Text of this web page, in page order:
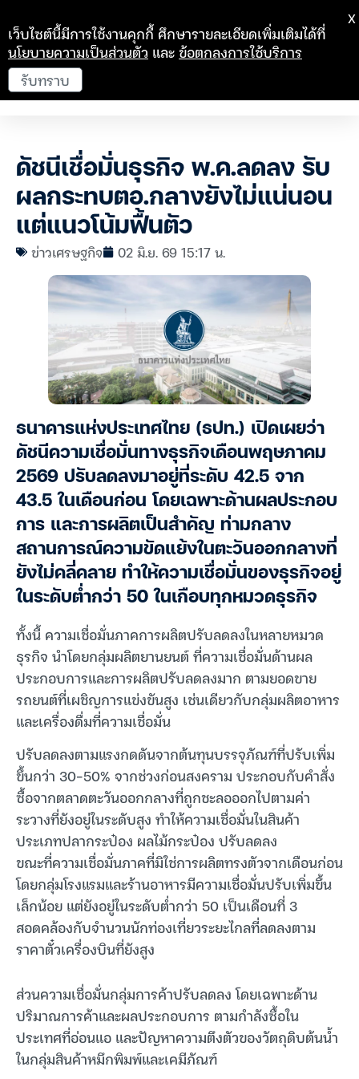
ดัชนีเชื่อมั่นธุรกิจ พ.ค.ลดลง รับ
ผลกระทบตอ.กลางยังไม่แน่นอน
แต่แนวโน้มฟื้นตัว
ข่าวเศรษฐกิจ 02 มิ.ย. 69 15:17 น.
ธนาคารแห่งประเทศไทย (ธปท.) เปิดเผยว่า
ดัชนีความเชื่อมั่นทางธุรกิจเดือนพฤษภาคม
2569 ปรับลดลงมาอยู่ที่ระดับ 42.5 จาก
43.5 ในเดือนก่อน โดยเฉพาะด้านผลประกอบ
การ และการผลิตเป็นสำคัญ ท่ามกลาง
สถานการณ์ความขัดแย้งในตะวันออกกลางที่
ยังไม่คลี่คลาย ทำให้ความเชื่อมั่นของธุรกิจอยู่
ในระดับต่ำกว่า 50 ในเกือบทุกหมวดธุรกิจ
ทั้งนี้ ความเชื่อมั่นภาคการผลิตปรับลดลงในหลายหมวด
ธุรกิจ นำโดยกลุ่มผลิตยานยนต์ ที่ความเชื่อมั่นด้านผล
ประกอบการและการผลิตปรับลดลงมาก ตามยอดขาย
รถยนต์ที่เผชิญการแข่งขันสูง เช่นเดียวกับกลุ่มผลิตอาหาร
และเครื่องดื่มที่ความเชื่อมั่น
ปรับลดลงตามแรงกดดันจากต้นทุนบรรจุภัณฑ์ที่ปรับเพิ่ม
ขึ้นกว่า 30-50% จากช่วงก่อนสงคราม ประกอบกับคำสั่ง
ซื้อจากตลาดตะวันออกกลางที่ถูกชะลอออกไปตามค่า
ระวางที่ยังอยู่ในระดับสูง ทำให้ความเชื่อมั่นในสินค้า
ประเภทปลากระป๋อง ผลไม้กระป๋อง ปรับลดลง
ขณะที่ความเชื่อมั่นภาคที่มิใช่การผลิตทรงตัวจากเดือนก่อน
โดยกลุ่มโรงแรมและร้านอาหารมีความเชื่อมั่นปรับเพิ่มขึ้น
เล็กน้อย แต่ยังอยู่ในระดับต่ำกว่า 50 เป็นเดือนที่ 3
สอดคล้องกับจำนวนนักท่องเที่ยวระยะไกลที่ลดลงตาม
ราคาตั๋วเครื่องบินที่ยังสูง
ส่วนความเชื่อมั่นกลุ่มการค้าปรับลดลง โดยเฉพาะด้าน
ปริมาณการค้าและผลประกอบการ ตามกำลังซื้อใน
ประเทศที่อ่อนแอ และปัญหาความตึงตัวของวัตถุดิบต้นน้ำ
ในกลุ่มสินค้าหมึกพิมพ์และเคมีภัณฑ์
เว็บไซต์นี้มีการใช้งานคุกกี้ ศึกษารายละเอียดเพิ่มเติมได้ที่
นโยบายความเป็นส่วนตัว และข้อตกลงการใช้บริการ
รับทราบ
X